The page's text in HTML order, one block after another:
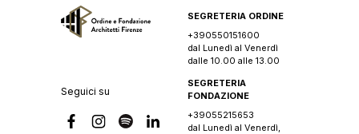
Seguici su
SEGRETERIA ORDINE
+390550151600
dal Lunedì al Venerdì
dalle 10.00 alle 13.00
SEGRETERIA
FONDAZIONE
+39055215653
dal Lunedì al Venerdì,